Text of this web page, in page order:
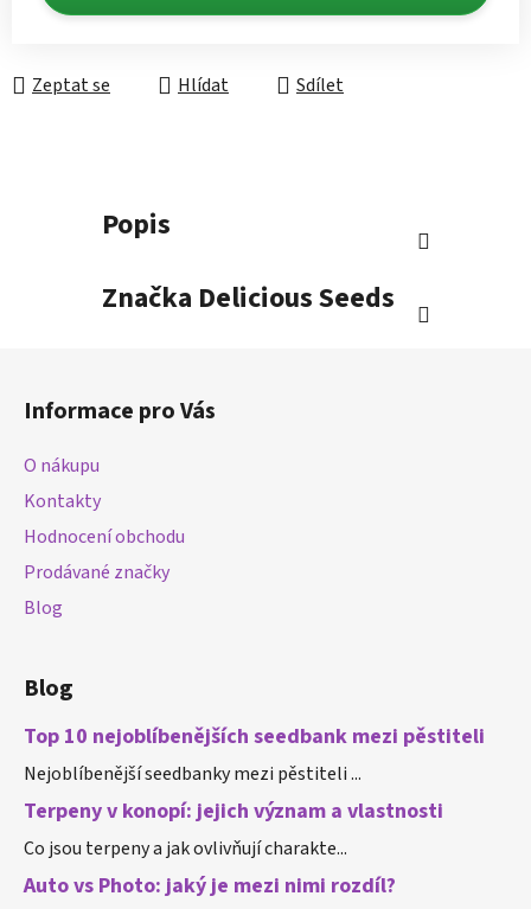
Zeptat se Hlídat Sdílet
Popis
Značka Delicious Seeds
Informace pro Vás
O nákupu
Kontakty
Hodnocení obchodu
Prodávané značky
Blog
Blog
Top 10 nejoblíbenějších seedbank mezi pěstiteli
Nejoblíbenější seedbanky mezi pěstiteli ...
Terpeny v konopí: jejich význam a vlastnosti
Co jsou terpeny a jak ovlivňují charakte...
Auto vs Photo: jaký je mezi nimi rozdíl?